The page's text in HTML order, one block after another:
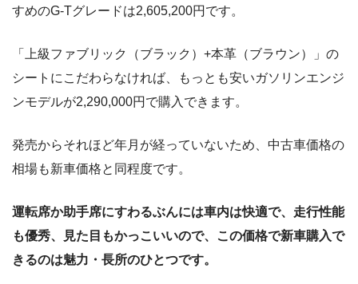
すめのG-Tグレードは2,605,200円です。
「上級ファブリック（ブラック）+本革（ブラウン）」の
シートにこだわらなければ、もっとも安いガソリンエンジ
ンモデルが2,290,000円で購入できます。
発売からそれほど年月が経っていないため、中古車価格の
相場も新車価格と同程度です。
運転席か助手席にすわるぶんには車内は快適で、走行性能
も優秀、見た目もかっこいいので、この価格で新車購入で
きるのは魅力・長所のひとつです。